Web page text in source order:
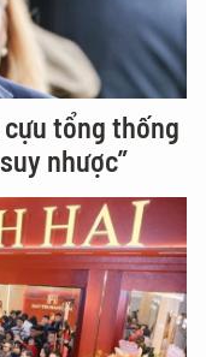
tổng thống
nhược”